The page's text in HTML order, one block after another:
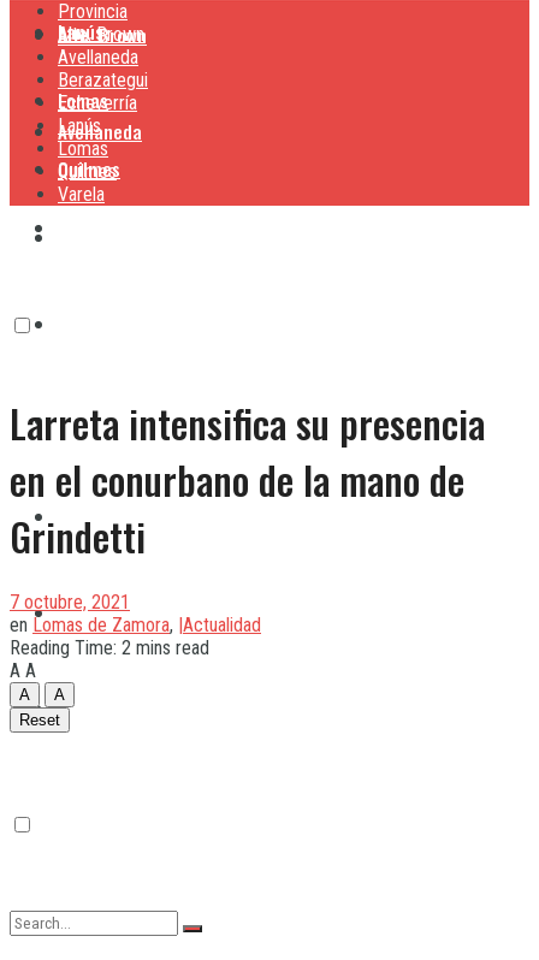
Lanús
Lomas
Quilmes
Alte. Brown
Avellaneda
Lanús
Lomas
Quilmes
Varela
Provincia
Alte. Brown
Avellaneda
Berazategui
Echeverría
Lanús
Lomas
Quilmes
Varela
Larreta intensifica su presencia
en el conurbano de la mano de
Grindetti
7 octubre, 2021
en Lomas de Zamora, |Actualidad
Reading Time: 2 mins read
A A
A
A
Reset